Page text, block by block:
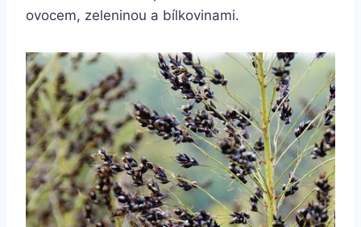
ovocem, zeleninou a bílkovinami.